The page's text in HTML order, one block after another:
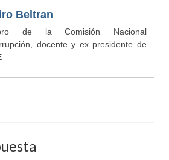
Beltran
de la Comisión Nacional
docente y ex presidente de